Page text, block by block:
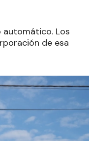
automático. Los
de esa